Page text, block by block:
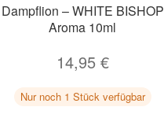
Dampflion – WHITE BISHOP
Aroma 10ml
14,95 €
Nur noch 1 Stück verfügbar